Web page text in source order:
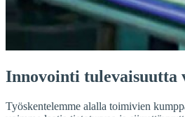
Innovointi tulevaisuutta
Työskentelemme alalla toimivien